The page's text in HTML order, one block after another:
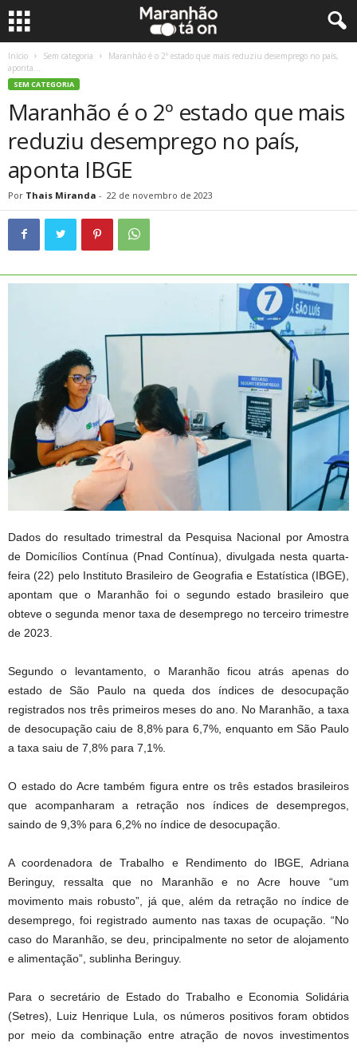
Início Sem categoria
Maranhão é o 2º estado que mais reduziu desemprego no país,
aponta...
SEM CATEGORIA
Maranhão é o 2º estado que mais
reduziu desemprego no país,
aponta IBGE
Por Thais Miranda - 22 de novembro de 2023
Dados do resultado trimestral da Pesquisa Nacional por Amostra
de Domicílios Contínua (Pnad Contínua), divulgada nesta quarta-
feira (22) pelo Instituto Brasileiro de Geografia e Estatística (IBGE),
apontam que o Maranhão foi o segundo estado brasileiro que
obteve o segunda menor taxa de desemprego no terceiro trimestre
de 2023.
Segundo o levantamento, o Maranhão ficou atrás apenas do
estado de São Paulo na queda dos índices de desocupação
registrados nos três primeiros meses do ano. No Maranhão, a taxa
de desocupação caiu de 8,8% para 6,7%, enquanto em São Paulo
a taxa saiu de 7,8% para 7,1%.
O estado do Acre também figura entre os três estados brasileiros
que acompanharam a retração nos índices de desempregos,
saindo de 9,3% para 6,2% no índice de desocupação.
A coordenadora de Trabalho e Rendimento do IBGE, Adriana
Beringuy, ressalta que no Maranhão e no Acre houve “um
movimento mais robusto”, já que, além da retração no índice de
desemprego, foi registrado aumento nas taxas de ocupação. “No
caso do Maranhão, se deu, principalmente no setor de alojamento
e alimentação”, sublinha Beringuy.
Para o secretário de Estado do Trabalho e Economia Solidária
(Setres), Luiz Henrique Lula, os números positivos foram obtidos
por meio da combinação entre atração de novos investimentos